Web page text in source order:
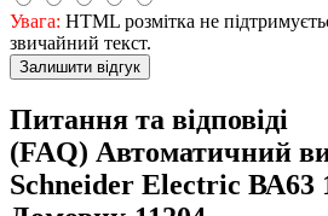
Увага: HTML розмітка не
звичайний текст.
Залишити відгук
Питання та відповіді
(FAQ) Автоматичний
Schneider Electric ВА63